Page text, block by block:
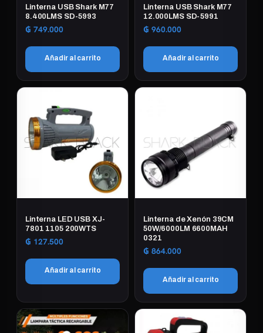
Linterna USB Shark M77
8.400LMS SD-5993
₲ 749.000
Añadir al carrito
Linterna USB Shark M77
12.000LMS SD-5991
₲ 960.000
Añadir al carrito
Linterna LED USB XJ-
7801 1105 200WTS
₲ 127.500
Añadir al carrito
Linterna de Xenón 39CM
50W/6000LM 6600MAH
0321
₲ 864.000
Añadir al carrito